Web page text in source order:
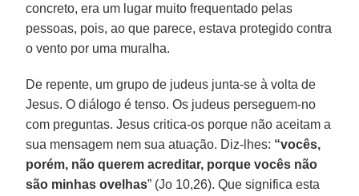
concreto, era um lugar muito frequentado pelas
pessoas, pois, ao que parece, estava protegido contra
o vento por uma muralha.
De repente, um grupo de judeus junta-se à volta de
Jesus. O diálogo é tenso. Os judeus perseguem-no
com preguntas. Jesus critica-os porque não aceitam a
sua mensagem nem sua atuação. Diz-lhes: “vocês,
porém, não querem acreditar, porque vocês não
são minhas ovelhas” (Jo 10,26). Que significa esta